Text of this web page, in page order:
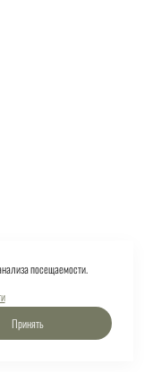
посещаемости.
Принять